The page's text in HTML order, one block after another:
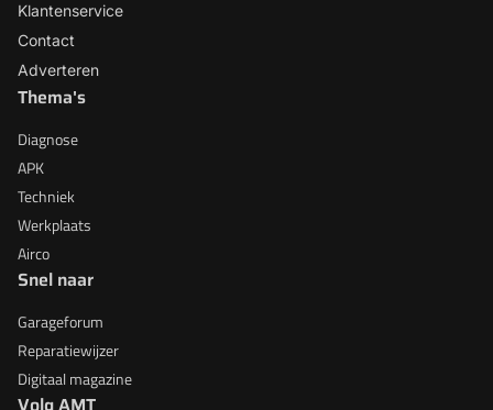
Klantenservice
Contact
Adverteren
Thema's
Diagnose
APK
Techniek
Werkplaats
Airco
Snel naar
Garageforum
Reparatiewijzer
Digitaal magazine